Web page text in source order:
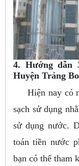
4. Hướng dẫn
Huyện Trảng
Hiện nay có
sạch sử dụng
sử dụng nước.
toán tiền nước
bạn có thể tham